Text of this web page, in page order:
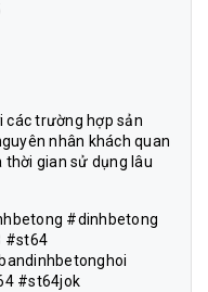
các trường hợp sản
nhân khách quan
thời gian sử dụng lâu
#dinhbetong
#st64
#st64jok